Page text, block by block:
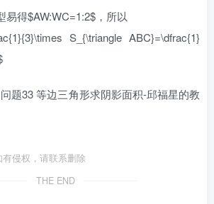
易得$AW:WC=1:2$，所以
S_{\triangle ABC}=\dfrac{1}
侵权，请联系删除
THE END